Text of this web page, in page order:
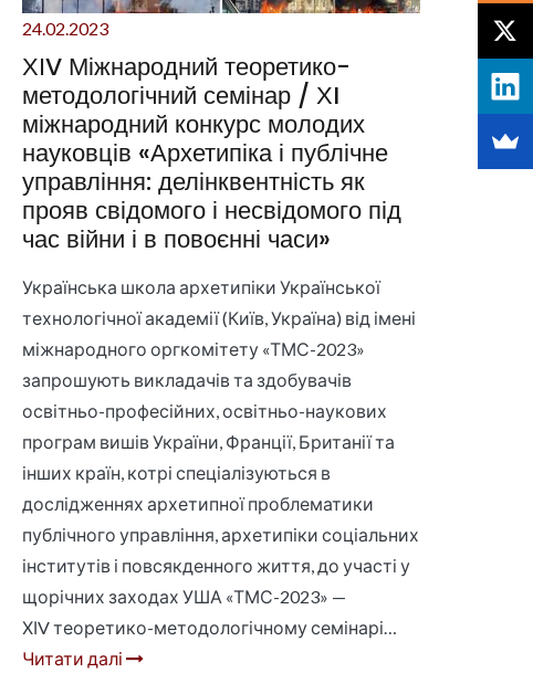
24.02.2023
ХІV Міжнародний теоретико-
методологічний семінар / ХI
міжнародний конкурс молодих
науковців «Архетипіка і публічне
управління: делінквентність як
прояв свідомого і несвідомого під
час війни і в повоєнні часи»
Українська школа архетипіки Української
технологічної академії (Київ, Україна) від імені
міжнародного оргкомітету «ТМС-2023»
запрошують викладачів та здобувачів
освітньо-професійних, освітньо-наукових
програм вишів України, Франції, Британії та
інших країн, котрі спеціалізуються в
дослідженнях архетипної проблематики
публічного управління, архетипіки соціальних
інститутів і повсякденного життя, до участі у
щорічних заходах УША «ТМС-2023» —
ХІV теоретико-методологічному семінарі…
Читати далі